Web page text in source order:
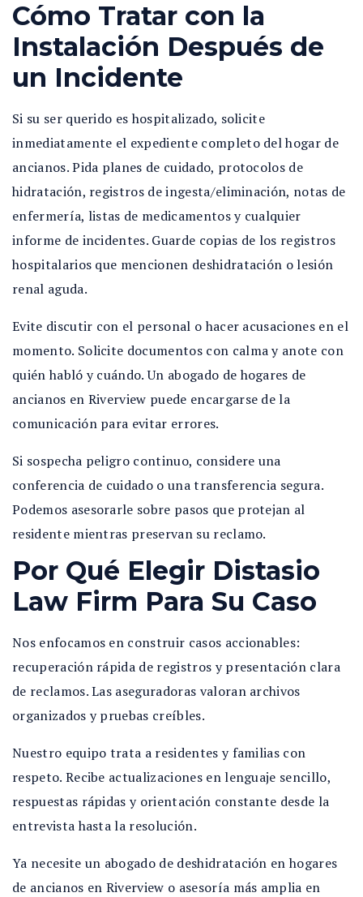
Cómo Tratar con la
Instalación Después de
un Incidente
Si su ser querido es hospitalizado, solicite
inmediatamente el expediente completo del hogar de
ancianos. Pida planes de cuidado, protocolos de
hidratación, registros de ingesta/eliminación, notas de
enfermería, listas de medicamentos y cualquier
informe de incidentes. Guarde copias de los registros
hospitalarios que mencionen deshidratación o lesión
renal aguda.
Evite discutir con el personal o hacer acusaciones en el
momento. Solicite documentos con calma y anote con
quién habló y cuándo. Un abogado de hogares de
ancianos en Riverview puede encargarse de la
comunicación para evitar errores.
Si sospecha peligro continuo, considere una
conferencia de cuidado o una transferencia segura.
Podemos asesorarle sobre pasos que protejan al
residente mientras preservan su reclamo.
Por Qué Elegir Distasio
Law Firm Para Su Caso
Nos enfocamos en construir casos accionables:
recuperación rápida de registros y presentación clara
de reclamos. Las aseguradoras valoran archivos
organizados y pruebas creíbles.
Nuestro equipo trata a residentes y familias con
respeto. Recibe actualizaciones en lenguaje sencillo,
respuestas rápidas y orientación constante desde la
entrevista hasta la resolución.
Ya necesite un abogado de deshidratación en hogares
de ancianos en Riverview o asesoría más amplia en